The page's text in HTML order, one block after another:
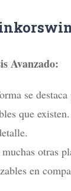
Avanzado:
se
que
otras
en